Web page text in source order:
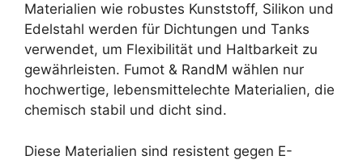
Materialien wie robustes Kunststoff, Silikon und
Edelstahl werden für Dichtungen und Tanks
verwendet, um Flexibilität und Haltbarkeit zu
gewährleisten. Fumot & RandM wählen nur
hochwertige, lebensmittelechte Materialien, die
chemisch stabil und dicht sind.
Diese Materialien sind resistent gegen E-